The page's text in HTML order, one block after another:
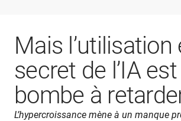
Mais l’utilisation
secret de l’IA
bombe à
L’hypercroissance mène à un manque